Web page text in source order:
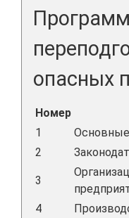
опасных
Номер
1
2
3
4